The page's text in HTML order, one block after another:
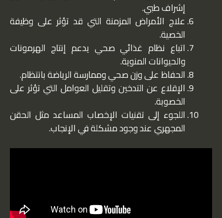
إشراف طبي.
علاج الأمراض المزمنة التي قد تؤثر على وظيفة
الخصية.
اتباع نظام غذائي صحي يدعم إنتاج الهرمونات
والحيوانات المنوية.
الحفاظ على وزن صحي وممارسة الرياضة بانتظام.
الإقلاع عن التدخين وتقليل العوامل التي تؤثر على
الخصوبة.
اللجوء إلى تقنيات الإخصاب المساعد مثل الحقن
المجهري عند وجود مشكلة في الإنجاب.